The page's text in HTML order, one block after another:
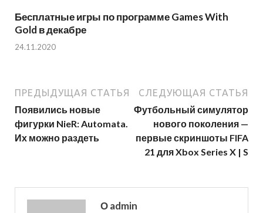
Бесплатные игры по программе Games With
Gold в декабре
24.11.2020
ПРЕДЫДУЩАЯ СТАТЬЯ
Появились новые
фигурки NieR: Automata.
Их можно раздеть
СЛЕДУЮЩАЯ СТАТЬЯ
Футбольный симулятор
нового поколения —
первые скриншоты FIFA
21 для Xbox Series X | S
О admin